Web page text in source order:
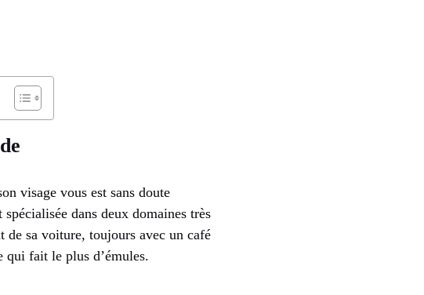
visage vous est sans doute
dans deux domaines très
de sa voiture, toujours avec un café
qui fait le plus d’émules.